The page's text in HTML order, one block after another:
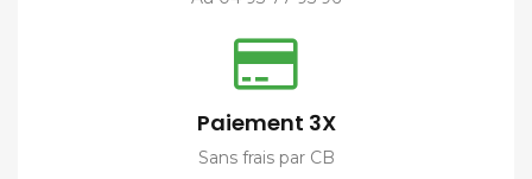
Paiement 3X
Sans frais par CB